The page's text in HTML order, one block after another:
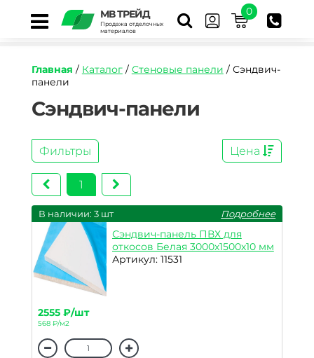
МВ ТРЕЙД
Продажа отделочных
материалов
0
Главная / Каталог/ Стеновые панели / Сэндвич-
панели
Сэндвич-панели
Фильтры Цена
1
В наличии: 3 шт Подробнее
Сэндвич-панель ПВХ для
откосов Белая 3000х1500х10 мм
Артикул: 11531
2555 ₽/шт
568 ₽/м2